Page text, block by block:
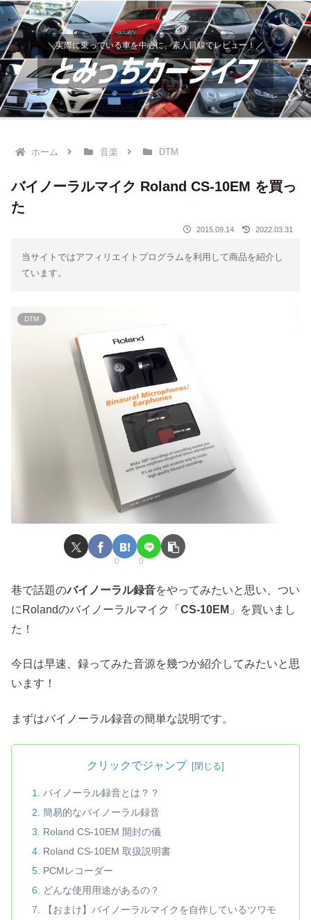
＼実際に乗っている車を中心に、素人目線でレビュー！／
ホーム 音楽 DTM
バイノーラルマイク Roland CS-10EM を買っ
た
2015.09.14 2022.03.31
当サイトではアフィリエイトプログラムを利用して商品を紹介し
ています。
DTM
0 0
巷で話題のバイノーラル録音をやってみたいと思い、つい
にRolandのバイノーラルマイク「 CS-10EM 」を買いまし
た！
今日は早速、録ってみた音源を幾つか紹介してみたいと思
います！
まずはバイノーラル録音の簡単な説明です。
クリックでジャンプ
バイノーラル録音とは？？
簡易的なバイノーラル録音
Roland CS-10EM 開封の儀
Roland CS-10EM 取扱説明書
PCMレコーダー
どんな使用用途があるの？
【おまけ】バイノーラルマイクを自作しているツワモ